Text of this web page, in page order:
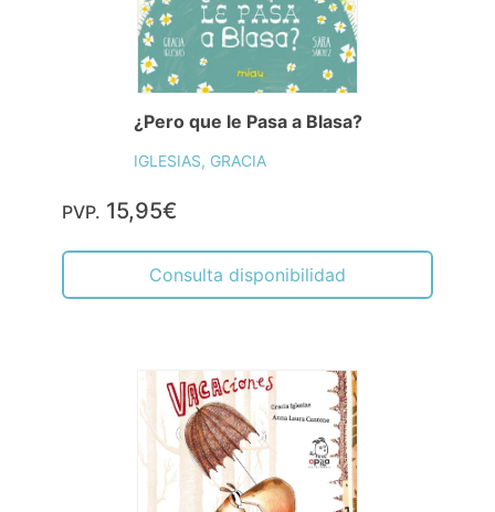
¿Pero que le Pasa a Blasa?
IGLESIAS, GRACIA
PVP. 15,95€
Consulta disponibilidad